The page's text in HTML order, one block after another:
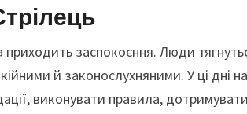
приходить заспокоєння. Люди
й законослухняними. У ці дні
виконувати правила,